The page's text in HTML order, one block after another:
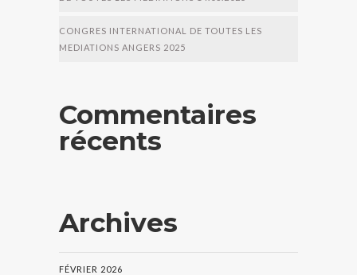
CONGRES INTERNATIONAL DE TOUTES LES
MEDIATIONS ANGERS 2025
Commentaires
récents
Archives
FÉVRIER 2026